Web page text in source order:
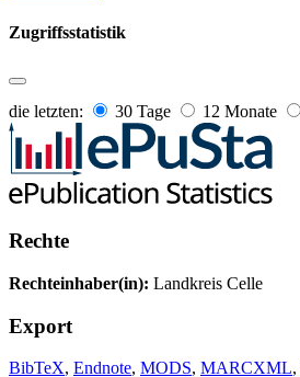
Zugriffsstatistik
die letzten: 30 Tage 12 Monate
Rechte
Rechteinhaber(in): Landkreis Celle
Export
BibTeX, Endnote, MODS, MARCXML,